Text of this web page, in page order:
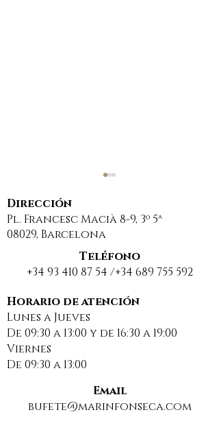
BUENAS VACACIONES
2025
Dirección
Pl. Francesc Macià 8-9, 3º 5ª
08029, Barcelona
Teléfono
+34 93 410 87 54 /+34 689 755 592
Horario de atención
Lunes a Jueves
De 09:30 a 13:00 y de 16:30 a 19:00
Viernes
De 09:30 a 13:00
Email
bufete@marinfonseca.com